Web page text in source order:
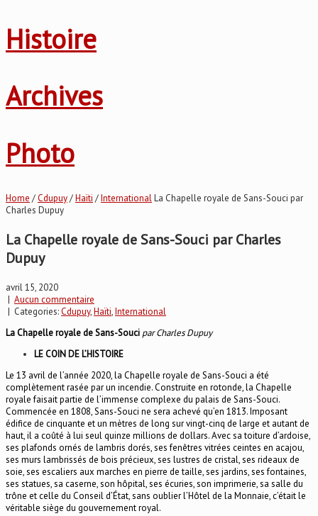
Histoire
Archives
Photo
Home /Cdupuy/Haïti /InternationalLa Chapelle royale de Sans-Souci par
Charles Dupuy
La Chapelle royale de Sans-Souci par Charles
Dupuy
avril 15, 2020
| Aucun commentaire
| Categories:Cdupuy,Haïti,International
La Chapelle royale de Sans-Souci par Charles Dupuy
LE COIN DE L’HISTOIRE
Le 13 avril de l’année 2020, la Chapelle royale de Sans-Souci a été
complètement rasée par un incendie. Construite en rotonde, la Chapelle
royale faisait partie de l’immense complexe du palais de Sans-Souci.
Commencée en 1808, Sans-Souci ne sera achevé qu’en 1813. Imposant
édifice de cinquante et un mètres de long sur vingt-cinq de large et autant de
haut, il a coûté à lui seul quinze millions de dollars. Avec sa toiture d’ardoise,
ses plafonds ornés de lambris dorés, ses fenêtres vitrées ceintes en acajou,
ses murs lambrissés de bois précieux, ses lustres de cristal, ses rideaux de
soie, ses escaliers aux marches en pierre de taille, ses jardins, ses fontaines,
ses statues, sa caserne, son hôpital, ses écuries, son imprimerie, sa salle du
trône et celle du Conseil d’État, sans oublier l’Hôtel de la Monnaie, c’était le
véritable siège du gouvernement royal.